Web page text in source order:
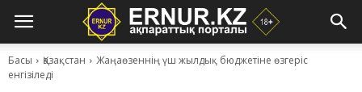
Басы Қазақстан
Жаңаөзеннің үш жылдық бюджетіне өзгеріс
енгізіледі